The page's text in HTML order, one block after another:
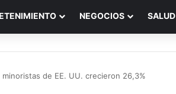
NEGOCIOS SALUD
minoristas de EE. UU. crecieron 26,3%